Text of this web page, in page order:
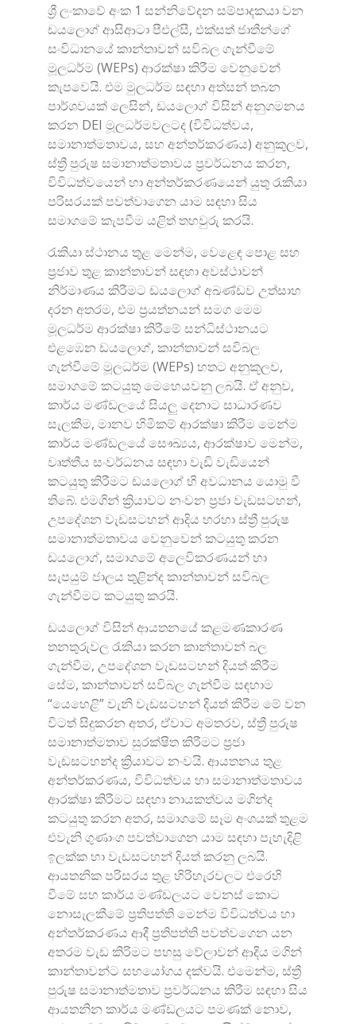
ශ්‍රී ලංකාවේ අංක 1 සන්නිවේදන සම්පාදකයා වන
ඩයලොග් ආසිආටා පීඑල්සී, එක්සත් ජාතීන්ගේ
සංවිධානයේ කාන්තාවන් සවිබල ගැන්වීමේ
මූලධර්ම (WEPs) ආරක්ෂා කිරීම වෙනුවෙන්
කැපවෙයි. එම මුලධර්ම සඳහා අත්සන් තබන
පාර්ශවයක් ලෙසින්, ඩයලොග් විසින් අනුගමනය
කරන DEI මූලධර්මවලටද (විවිධත්වය,
සමානාත්මතාවය, සහ අන්තර්කරණය) අනුකුලව,
ස්ත්‍රී පුරුෂ සමානාත්මතාවය ප්‍රවර්ධනය කරන,
විවිධත්වයෙන් හා අන්තර්කරණයෙන් යුතු රැකියා
පරිසරයක් පවත්වාගෙන යාම සඳහා සිය
සමාගමේ කැපවීම යළිත් තහවුරු කරයි.
රැකියා ස්ථානය තුළ මෙන්ම, වෙළෙඳ පොළ සහ
ප්‍රජාව තුළ කාන්තාවන් සඳහා අවස්ථාවන්
නිර්මාණය කිරීමට ඩයලොග් අඛණ්ඩව උත්සාහ
දරන අතරම, එම ප්‍රයත්නයන් සමග මෙම
මූලධර්ම ආරක්ෂා කිරීමේ සන්ධිස්ථානයට
එළඹෙන ඩයලොග්, කාන්තාවන් සවිබල
ගැන්වීමේ මූලධර්ම (WEPs) හතට අනුකූලව,
සමාගමේ කටයුතු මෙහෙයවනු ලබයි. ඒ අනුව,
කාර්ය මණ්ඩලයේ සියලු දෙනාට සාධාරණව
සැලකීම, මානව හිමිකම් ආරක්ෂා කිරීම මෙන්ම
කාර්ය මණ්ඩල‌යේ සෞඛ්‍යය, ආරක්ෂාව මෙන්ම,
වෘත්තීය සංවර්ධනය සඳහා වැඩි වැඩියෙන්
කටයුතු කිරීමට ඩයලොග් හි අවධානය යොමු වී
තිබේ. එමගින් ක්‍රියාවට නංවන ප්‍රජා වැඩසටහන්,
උපදේශන වැඩසටහන් ආදිය හරහා ස්ත්‍රී පුරුෂ
සමානාත්මතාවය වෙනුවෙන් කටයුතු කරන
ඩයලොග්, සමාගමේ අලෙවිකරණයන් හා
සැපයුම් ජාලය තුළින්ද කාන්තාවන් සවිබල
ගැන්වීමට කටයුතු කරයි.
ඩයලොග් විසින් ආයතනයේ කළමණකාරණ
තනතුරුවල රැකියා කරන කාන්තාවන් බල
ගැන්වීම, උපදේශන වැඩසටහන් දියත් කිරීම
සේම, කාන්තාවන් සවිබල ගැන්වීම සඳහාම
“යෙහෙළි” වැනි වැඩසටහන් දියත් කිරීම මේ වන
විටත් සිදුකරන අතර, ඒවාට අමතරව, ස්ත්‍රී පුරුෂ
සමානාත්මතාව සුරක්ෂිත කිරීමට ප්‍රජා
වැඩසටහන්ද ක්‍රියාවට නංවයි. ආයතනය තුළ
අන්තර්කරණය, විවිධත්වය හා සමානාත්මතාවය
ආරක්ෂා කිරීමට සඳහා නායකත්වය මගින්ද
කටයුතු කරන අතර, සමාගමේ සෑම අංශයක් තුළම
එවැනි ගුණාංග පවත්වාගෙන යාම සඳහා පැහැදිළි
ඉලක්ක හා වැඩසටහන් දියත් කරනු ලබයි.
ආයතනික පරිසරය තුළ හිරිහැරවලට එරෙහි
වීමේ සහ කාර්ය මණ්ඩලයට වෙනස් කොට
නොසැලකීමේ ප්‍රතිපත්ති මෙන්ම විවිධත්වය හා
අන්තර්කරණය ආදී ප්‍රතිපත්ති පවත්වගෙන යන
අතරම වැඩ කිරිමට පහසු වේලාවන් ආදිය මගින්
කාන්තාවන්ට සහයෝගය දක්වයි. එමෙන්ම, ස්ත්‍රී
පුරුෂ සමානාත්මතාව ප්‍රවර්ධනය කිරීම සඳහා සිය
ආයතනින කාර්ය මණ්ඩලයට පමණක් නොව,